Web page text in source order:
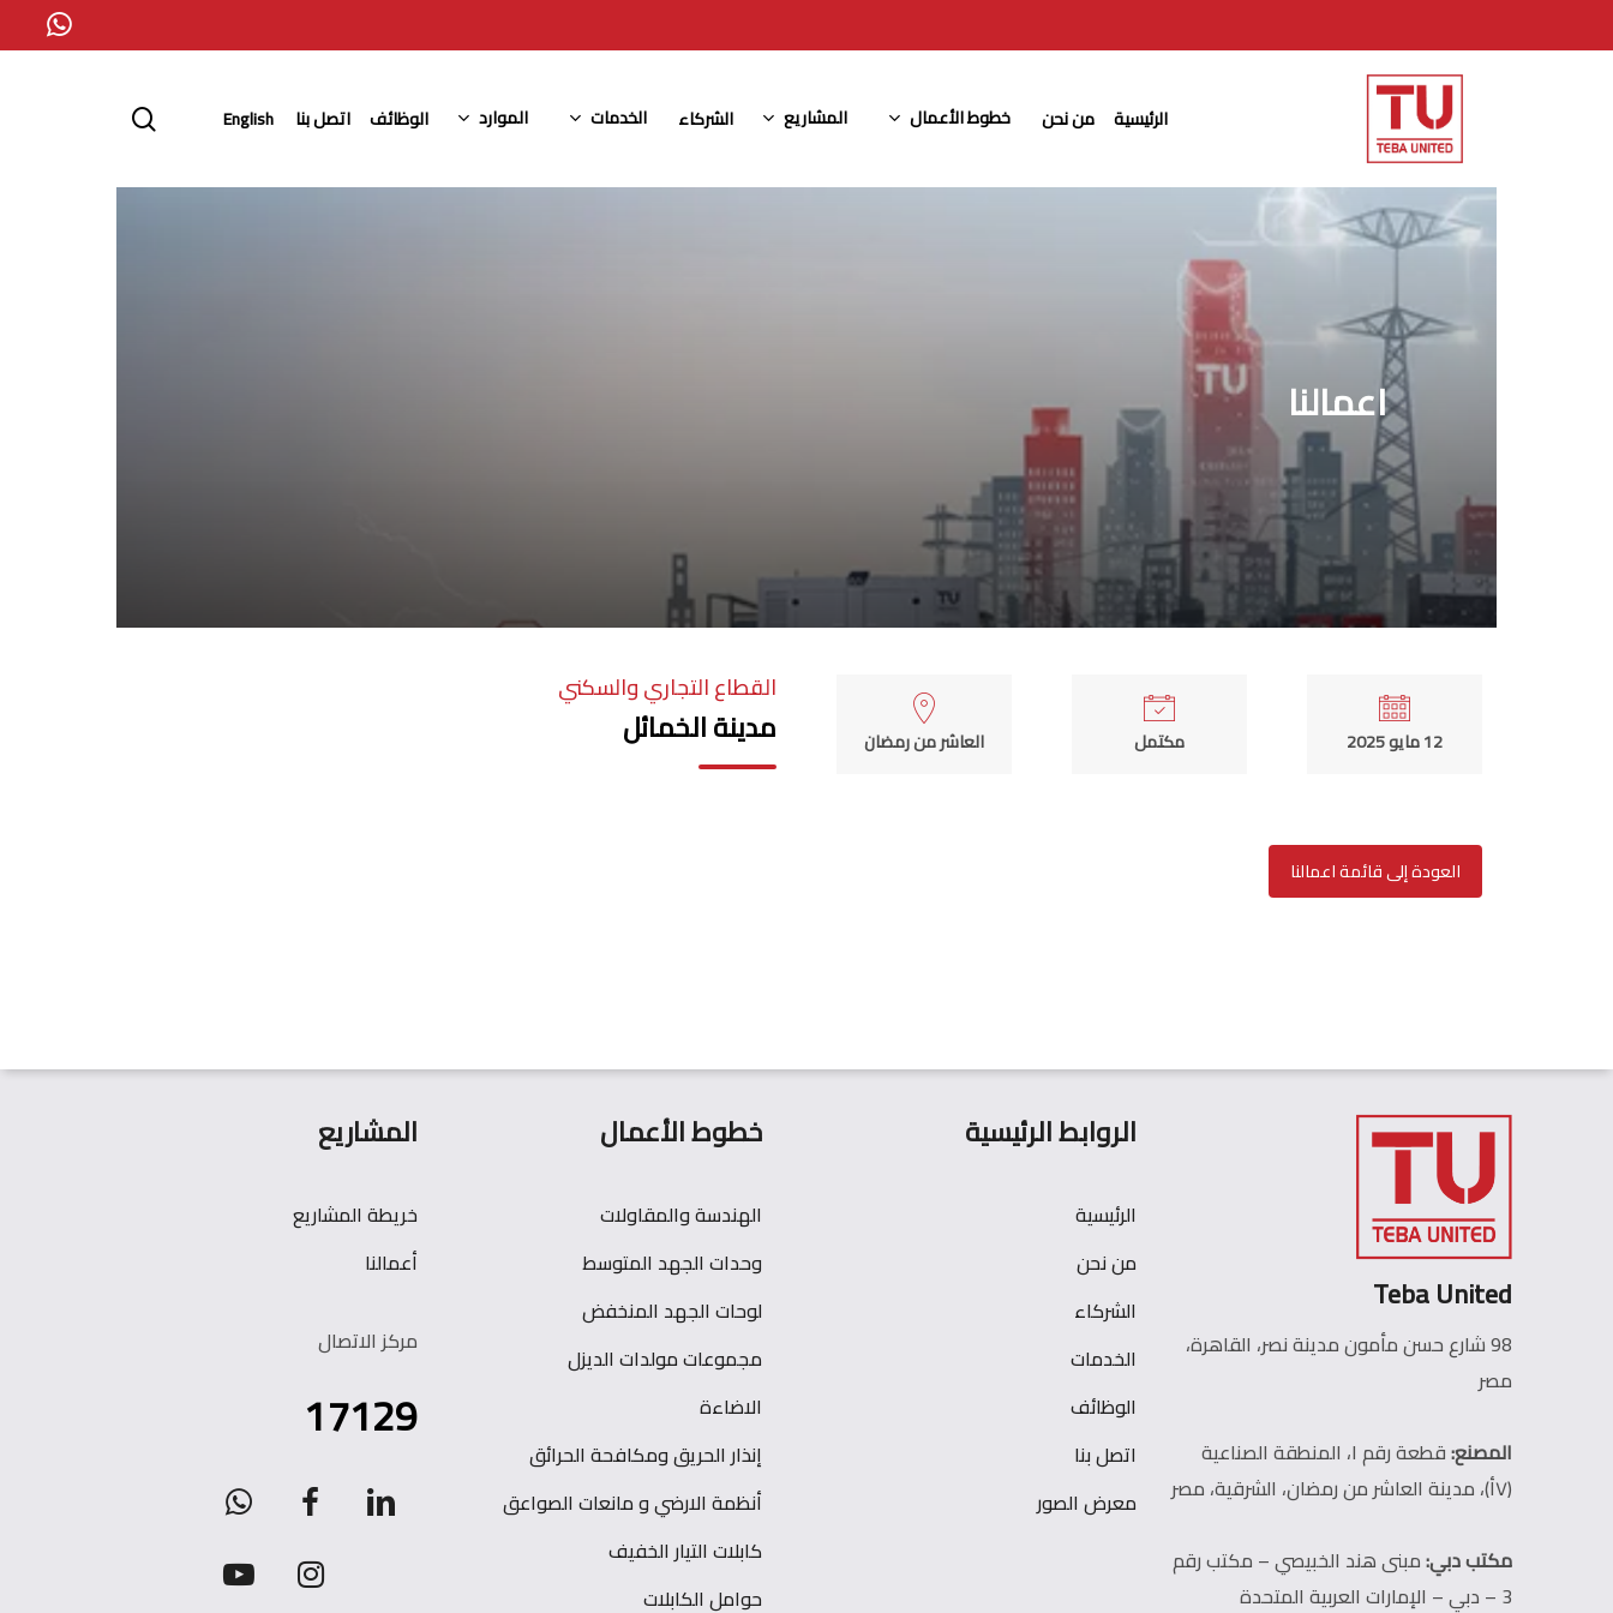
to
whatsapp
الرئيسية من نحن خطوط الأعمال المشاريع الشركاء الخدمات الموارد الوظائف اتصل بنا English
search
اعمالنا
12 مايو 2025 مكتمل العاشر من رمضان
القطاع التجاري والسكني
مدينة الخمائل
العودة إلى قائمة اعمالنا
Teba United
98 شارع حسن مأمون مدينة نصر، القاهرة،
مصر
المصنع:
قطعة رقم ١، المنطقة الصناعية
(٧أ)، مدينة العاشر من رمضان، الشرقية، مصر
مكتب دبي:مبنى هند الخبيصي – مكتب رقم
3 – دبي – الإمارات العربية المتحدة
الروابط الرئيسية
الرئيسية
من نحن
الشركاء
الخدمات
الوظائف
اتصل بنا
معرض الصور
خطوط الأعمال
الهندسة والمقاولات
وحدات الجهد المتوسط
لوحات الجهد المنخفض
مجموعات مولدات الديزل
الاضاءة
إنذار الحريق ومكافحة الحرائق
أنظمة الارضي و مانعات الصواعق
كابلات التيار الخفيف
حوامل الكابلات
المشاريع
خريطة المشاريع
أعمالنا
مركز الاتصال
17129
WhatsAppfacebook
linkedin
youtubeinstagram